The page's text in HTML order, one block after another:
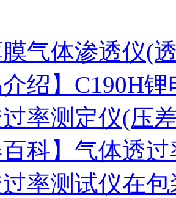
气体渗透仪(
介绍】C190H
率测定仪(压
百科】气体透
率测试仪在